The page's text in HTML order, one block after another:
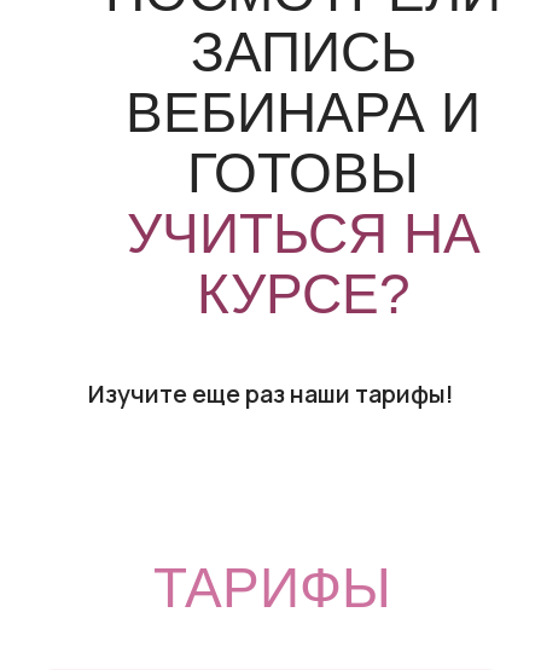
Изучите еще раз наши тарифы!
ЗАПИСЬ
ВЕБИНАРА И
ГОТОВЫ
УЧИТЬСЯ НА
КУРСЕ?
ТАРИФЫ